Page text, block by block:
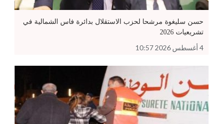
حسن سليغوة مرشحا لحزب الاستقلال بدائرة فاس الشمالية في
تشريعيات 2026
4 أغسطس 2026 10:57